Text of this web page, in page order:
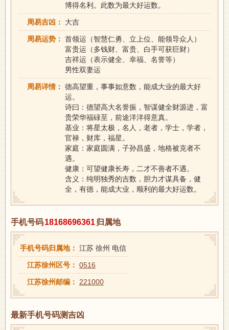
博得名利。此数为最大好运数。
周易吉凶： 大吉
周易运势： 首领运（智慧仁勇、立上位、能领导众人）
富贵运（多钱财、富贵、白手可获巨财）
吉祥运（表示健全、幸福、名誉等）
男性双妻运
周易详情： 德高望重，事事如意数，能成大业的最大好
运。
诗曰：德望高大名誉振，智谋健全财源进，富
贵荣华福碌至，前途洋洋得意真。
基业：将星太极，名人，老者，学士，学者，
官禄，财库，福星。
家庭：家庭圆满，子孙昌盛，地格被克者不
遇。
健康：可望健康长寿，二才不善者不遇。
含义：纯明独秀的吉数，胆力才谋具备，健
全，有德，能成大业，顺利的最大好运数。
手机号码18168696361归属地
手机号码归属地： 江苏 徐州 电信
江苏徐州区号： 0516
江苏徐州邮编： 221000
最新手机号码测吉凶